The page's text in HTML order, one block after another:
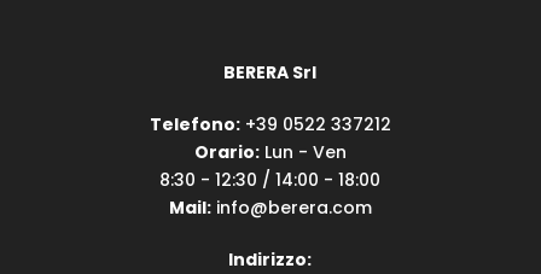
BERERA Srl
Telefono:+39 0522 337212
Orario:Lun - Ven
8:30 - 12:30 / 14:00 - 18:00
Mail:info@berera.com
Indirizzo: